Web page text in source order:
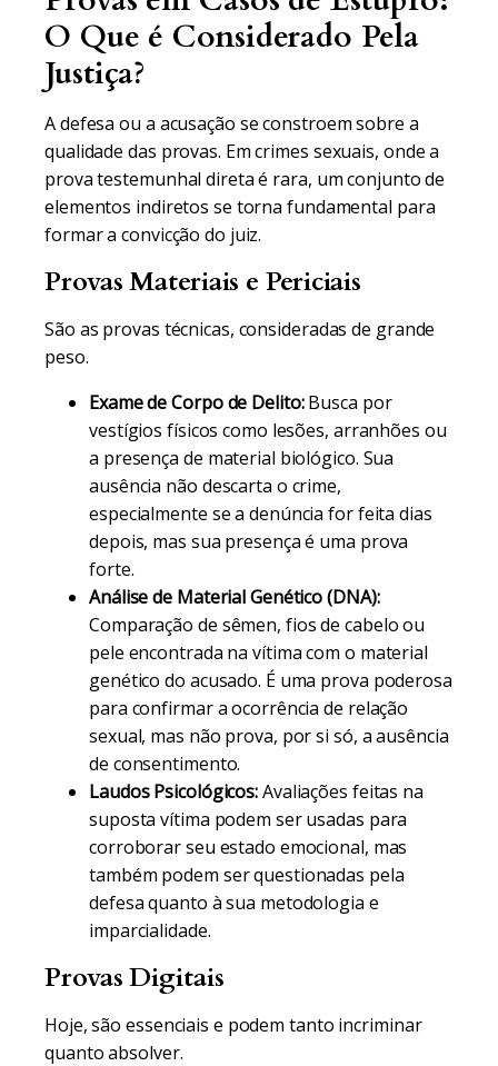
O Que é Considerado Pela
Justiça?
A defesa ou a acusação se constroem sobre a
qualidade das provas. Em crimes sexuais, onde a
prova testemunhal direta é rara, um conjunto de
elementos indiretos se torna fundamental para
formar a convicção do juiz.
Provas Materiais e Periciais
São as provas técnicas, consideradas de grande
peso.
Exame de Corpo de Delito:Busca por
vestígios físicos como lesões, arranhões ou
a presença de material biológico. Sua
ausência não descarta o crime,
especialmente se a denúncia for feita dias
depois, mas sua presença é uma prova
forte.
Análise de Material Genético (DNA):
Comparação de sêmen, fios de cabelo ou
pele encontrada na vítima com o material
genético do acusado. É uma prova poderosa
para confirmar a ocorrência de relação
sexual, mas não prova, por si só, a ausência
de consentimento.
Laudos Psicológicos:Avaliações feitas na
suposta vítima podem ser usadas para
corroborar seu estado emocional, mas
também podem ser questionadas pela
defesa quanto à sua metodologia e
imparcialidade.
Provas Digitais
Hoje, são essenciais e podem tanto incriminar
quanto absolver.